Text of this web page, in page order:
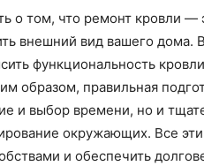
о том, что ремонт кровли —
внешний вид вашего дома.
функциональность
образом, правильная
и выбор времени, но и
окружающих. Все
и обеспечить